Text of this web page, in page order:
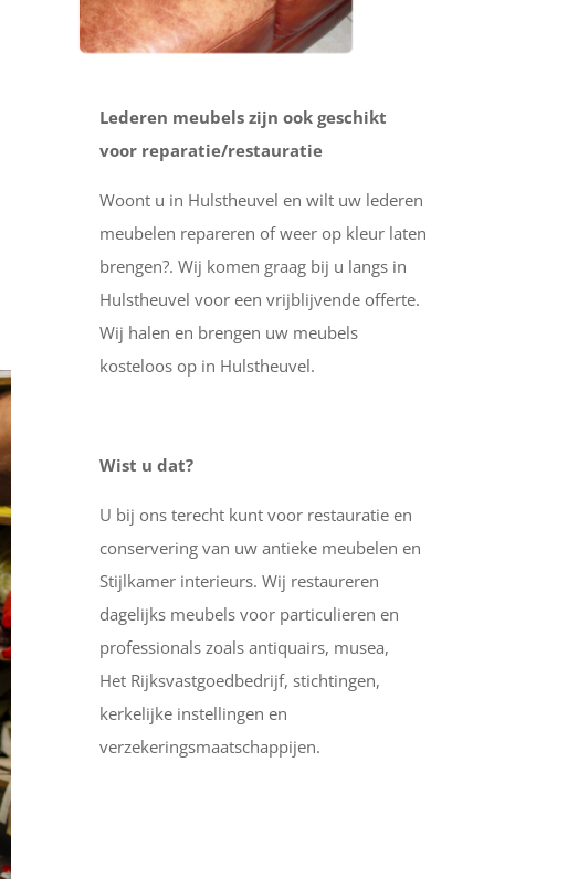
Lederen meubels zijn ook geschikt
voor reparatie/restauratie
Woont u in Hulstheuvel en wilt uw lederen
meubelen repareren of weer op kleur laten
brengen?. Wij komen graag bij u langs in
Hulstheuvel voor een vrijblijvende offerte.
Wij halen en brengen uw meubels
kosteloos op in Hulstheuvel.
Wist u dat?
U bij ons terecht kunt voor restauratie en
conservering van uw antieke meubelen en
Stijlkamer interieurs. Wij restaureren
dagelijks meubels voor particulieren en
professionals zoals antiquairs, musea,
Het Rijksvastgoedbedrijf, stichtingen,
kerkelijke instellingen en
verzekeringsmaatschappijen.